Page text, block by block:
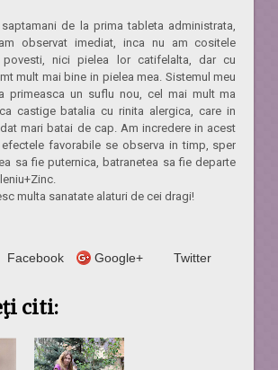
de la prima tableta administrata,
observat imediat, inca nu am cositele
povesti, nici pielea lor catifelalta, dar cu
mult mai bine in pielea mea. Sistemul meu
primeasca un suflu nou, cel mai mult ma
castige batalia cu rinita alergica, care in
mari batai de cap. Am incredere in acest
favorabile se observa in timp, sper
sa fie puternica, batranetea sa fie departe
multa sanatate alaturi de cei dragi!
Facebook Google+ Twitter
citi: